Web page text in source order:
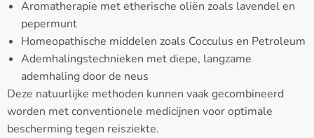
Aromatherapie met etherische oliën zoals lavendel en
pepermunt
Homeopathische middelen zoals Cocculus en Petroleum
Ademhalingstechnieken met diepe, langzame
ademhaling door de neus
Deze natuurlijke methoden kunnen vaak gecombineerd
worden met conventionele medicijnen voor optimale
bescherming tegen reisziekte.